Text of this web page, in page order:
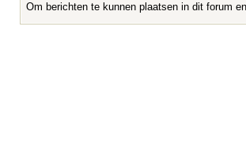
Om berichten te kunnen plaatsen in dit forum